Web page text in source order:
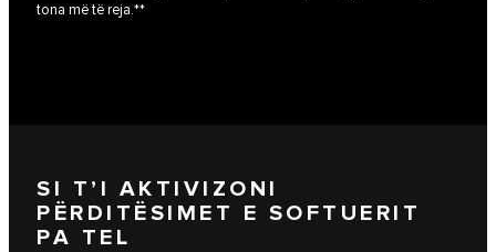
tona më të reja.**
SI T’I AKTIVIZONI
PËRDITËSIMET E SOFTUERIT
PA TEL